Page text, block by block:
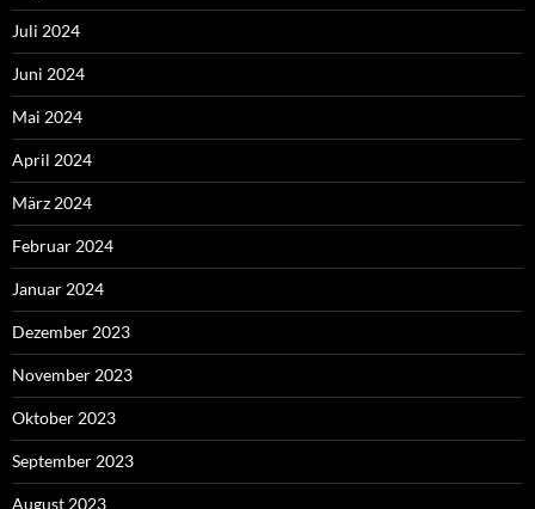
Juli 2024
Juni 2024
Mai 2024
April 2024
März 2024
Februar 2024
Januar 2024
Dezember 2023
November 2023
Oktober 2023
September 2023
August 2023